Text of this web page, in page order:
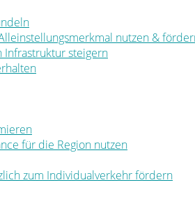
nutzen &
Infrastruktur steigern
für die Region nutzen
zum Individualverkehr fördern